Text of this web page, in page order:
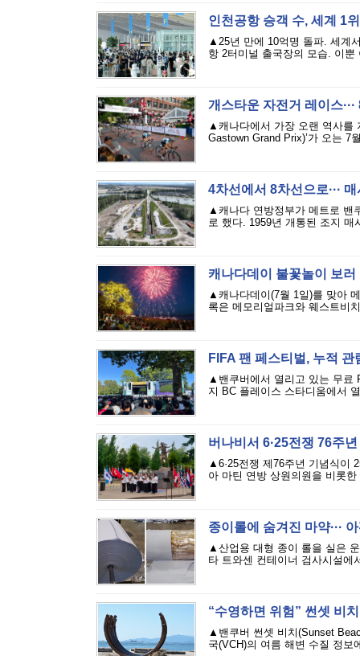
인천공항 승객 수, 세계 1
▲25년 만에 10억명 돌파. 세계
항 2터미널 출국장의 모습. 이
개스타운 자전거 레이스
▲캐나다에서 가장 오랜 역사를
Gastown Grand Prix)’가 오는 7
4차선에서 8차선으로···
▲캐나다 연방정부가 메트로 밴
로 했다. 1959년 개통된 조지
캐나다데이 불꽃놀이 보
▲캐나다데이(7월 1일)를 맞아
록은 메모리얼파크와 웨스트비
FIFA 팬 페스티벌, 누적
▲밴쿠버에서 열리고 있는 무료
지 BC 플레이스 스타디움에서
버나비서 6·25전쟁 76주
▲6·25전쟁 제76주년 기념식이
아 마틴 연방 상원의원을 비롯
종이롤에 숨겨진 마약···
▲산업용 대형 종이 롤을 실은
타 트와센 컨테이너 검사시설
“수영하면 위험” 썬셋 비
▲밴쿠버 썬셋 비치(Sunset
국(VCH)의 여름 해변 수질 정